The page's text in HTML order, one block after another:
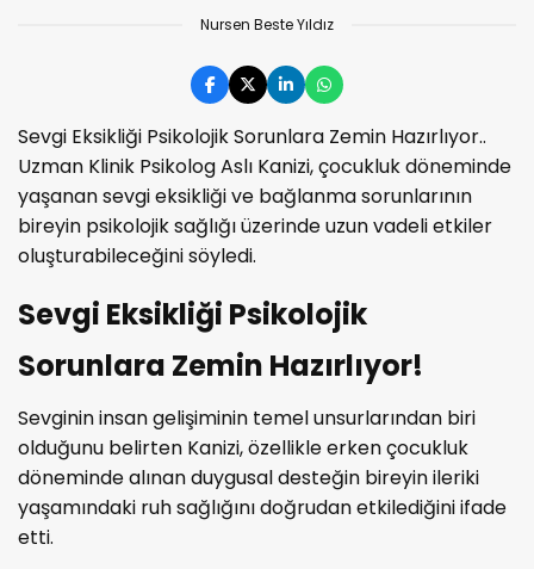
Nursen Beste Yıldız
Sevgi Eksikliği Psikolojik Sorunlara Zemin Hazırlıyor..
Uzman Klinik Psikolog Aslı Kanizi, çocukluk döneminde
yaşanan sevgi eksikliği ve bağlanma sorunlarının
bireyin psikolojik sağlığı üzerinde uzun vadeli etkiler
oluşturabileceğini söyledi.
Sevgi Eksikliği Psikolojik
Sorunlara Zemin Hazırlıyor!
Sevginin insan gelişiminin temel unsurlarından biri
olduğunu belirten Kanizi, özellikle erken çocukluk
döneminde alınan duygusal desteğin bireyin ileriki
yaşamındaki ruh sağlığını doğrudan etkilediğini ifade
etti.